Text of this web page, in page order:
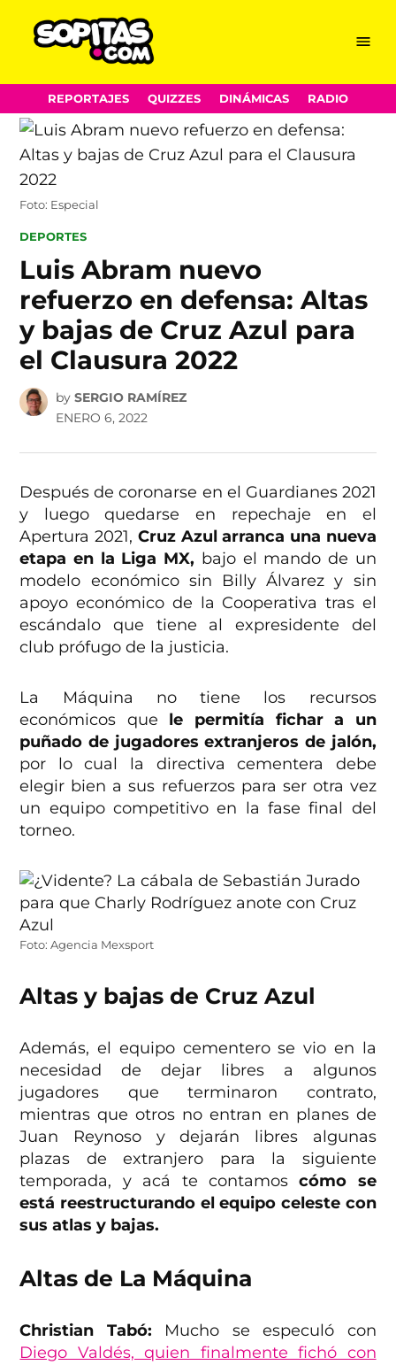
Skip
to
content
Menu
REPORTAJES QUIZZES DINÁMICAS RADIO
Foto: Especial
POSTED
DEPORTES
Luis Abram nuevo
refuerzo en defensa: Altas
y bajas de Cruz Azul para
el Clausura 2022
by SERGIO RAMÍREZ
ENERO 6, 2022
Después de coronarse en el Guardianes 2021
y luego quedarse en repechaje en el
Apertura 2021, Cruz Azul arranca una nueva
etapa en la Liga MX, bajo el mando de un
modelo económico sin Billy Álvarez y sin
apoyo económico de la Cooperativa tras el
escándalo que tiene al expresidente del
club prófugo de la justicia.
La Máquina no tiene los recursos
económicos que le permitía fichar a un
puñado de jugadores extranjeros de jalón,
por lo cual la directiva cementera debe
elegir bien a sus refuerzos para ser otra vez
un equipo competitivo en la fase final del
torneo.
Foto: Agencia Mexsport
Altas y bajas de Cruz Azul
Además, el equipo cementero se vio en la
necesidad de dejar libres a algunos
jugadores que terminaron contrato,
mientras que otros no entran en planes de
Juan Reynoso y dejarán libres algunas
plazas de extranjero para la siguiente
temporada, y acá te contamoscómo se
está reestructurando el equipo celeste con
sus atlas y bajas.
Altas de La Máquina
Christian Tabó: Mucho se especuló con
Diego Valdés, quien finalmente fichó con